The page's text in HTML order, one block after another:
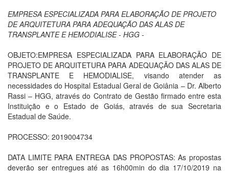
EMPRESA ESPECIALIZADA PARA ELABORAÇÃO DE PROJETO
DE ARQUITETURA PARA ADEQUAÇÃO DAS ALAS DE
TRANSPLANTE E HEMODIALISE - HGG -
OBJETO:EMPRESA ESPECIALIZADA PARA ELABORAÇÃO DE
PROJETO DE ARQUITETURA PARA ADEQUAÇÃO DAS ALAS DE
TRANSPLANTE E HEMODIALISE, visando atender as
necessidades do Hospital Estadual Geral de Goiânia – Dr. Alberto
Rassi – HGG, através do Contrato de Gestão firmado entre esta
Instituição e o Estado de Goiás, através de sua Secretaria
Estadual de Saúde.
PROCESSO: 2019004734
DATA LIMITE PARA ENTREGA DAS PROPOSTAS: As propostas
deverão ser entregues até as 16h00min do dia 17/10/2019 na